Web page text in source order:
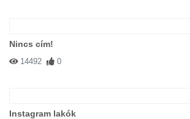
Nincs cím!
14492 0
Instagram lakók